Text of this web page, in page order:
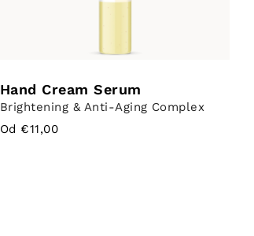
Hand Cream Serum
Brightening & Anti-Aging Complex
Od €11,00